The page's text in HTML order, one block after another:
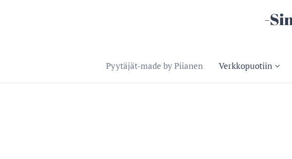
-
Pyytäjät-made by Piianen Verkkopuotiin